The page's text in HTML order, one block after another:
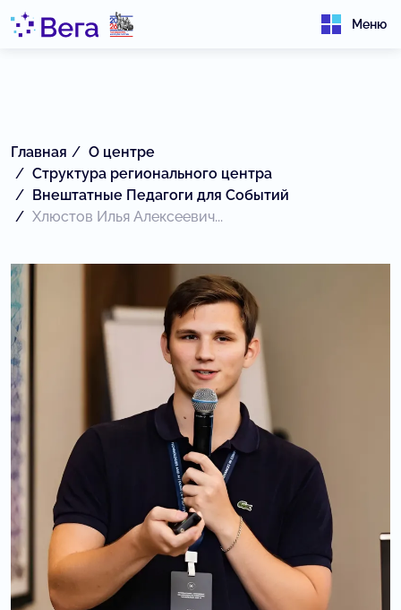
Меню
Главная
О центре
Структура регионального центра
Внештатные Педагоги для Событий
Хлюстов Илья Алексеевич...